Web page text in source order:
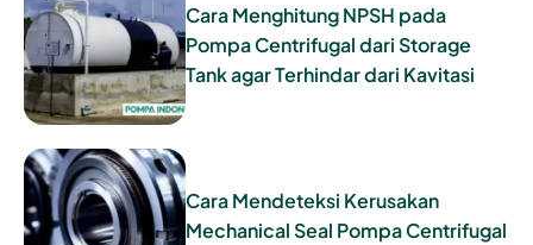
Cara Menghitung NPSH pada
Pompa Centrifugal dari Storage
Tank agar Terhindar dari Kavitasi
Cara Mendeteksi Kerusakan
Mechanical Seal Pompa Centrifugal